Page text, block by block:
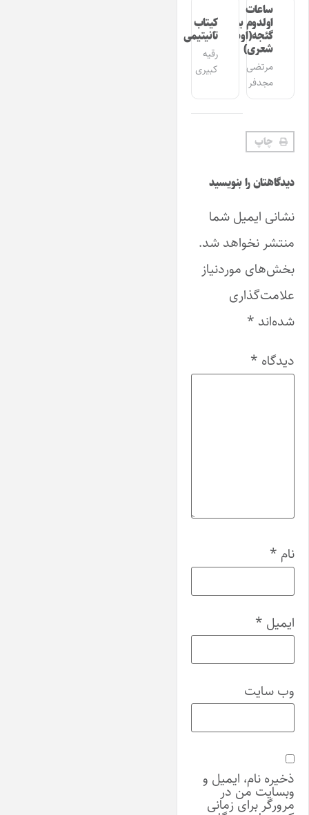
ساعات
اولدوم بیر
گئجه(اوشاق
شعری)
مرتضی
مجدفر
کیتاب
تانیتیمی
رقیه
کبیری
چاپ
دیدگاهتان را بنویسید
نشانی ایمیل شما
منتشر نخواهد شد.
بخش‌های موردنیاز
علامت‌گذاری
شده‌اند *
دیدگاه *
نام *
ایمیل *
وب‌ سایت
ذخیره نام، ایمیل و
وبسایت من در
مرورگر برای زمانی